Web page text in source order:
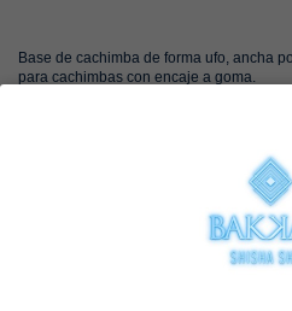
Base de cachimba de forma ufo, ancha
para cachimbas con encaje a goma.
(0)